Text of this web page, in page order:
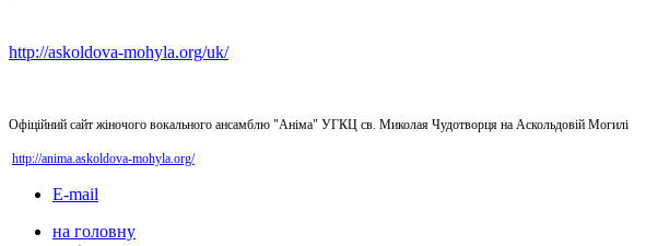
http://askoldova-mohyla.org/uk/
Офіційний сайт жіночого вокального ансамблю "Аніма" УГКЦ св. Миколая Чудотворця на Аскольдовій Могилі
http://anima.askoldova-mohyla.org/
E-mail
на головну